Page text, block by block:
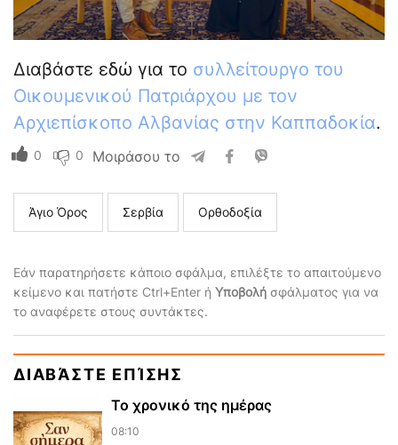
Διαβάστε εδώ για το συλλείτουργο του
Οικουμενικού Πατριάρχου με τον
Αρχιεπίσκοπο Αλβανίας στην Καππαδοκία.
0 0 Μοιράσου το
Άγιο Όρος Σερβία Ορθοδοξία
Εάν παρατηρήσετε κάποιο σφάλμα, επιλέξτε το απαιτούμενο
κείμενο και πατήστε Ctrl+Enter ή Υποβολή σφάλματος για να
το αναφέρετε στους συντάκτες.
ΔΙΑΒΆΣΤΕ ΕΠΊΣΗΣ
Το χρονικό της ημέρας
08:10